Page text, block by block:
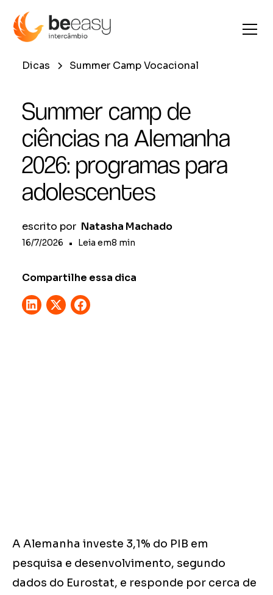
Dicas Summer Camp Vocacional
Summer camp de
ciências na Alemanha
2026: programas para
adolescentes
escrito por Natasha Machado
16/7/2026 • Leia em8 min
Compartilhe essa dica
A Alemanha investe 3,1% do PIB em
pesquisa e desenvolvimento, segundo
dados do Eurostat, e responde por cerca de